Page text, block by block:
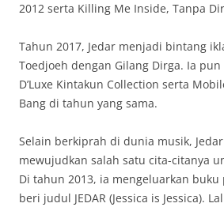
2012 serta Killing Me Inside, Tanpa
Tahun 2017, Jedar menjadi bintang
Toedjoeh dengan Gilang Dirga. Ia
D’Luxe Kintakun Collection serta
Bang di tahun yang sama.
Selain berkiprah di dunia musik,
mewujudkan salah satu cita-citanya
Di tahun 2013, ia mengeluarkan buku
beri judul JEDAR (Jessica is Jessica).